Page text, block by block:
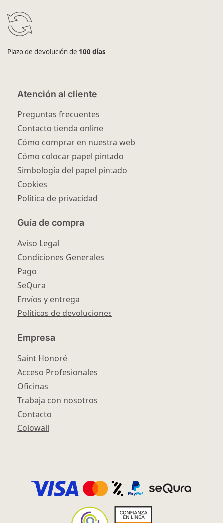
Plazo de devolución de 100 días
Atención al cliente
Preguntas frecuentes
Contacto tienda online
Cómo comprar en nuestra web
Cómo colocar papel pintado
Simbología del papel pintado
Cookies
Política de privacidad
Guía de compra
Aviso Legal
Condiciones Generales
Pago
SeQura
Envíos y entrega
Políticas de devoluciones
Empresa
Saint Honoré
Acceso Profesionales
Oficinas
Trabaja con nosotros
Contacto
Colowall